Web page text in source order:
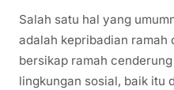
Salah satu hal yang
adalah kepribadian ramah
bersikap ramah
lingkungan sosial, baik itu